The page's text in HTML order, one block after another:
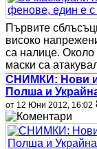
Първите
високо
са налице. Около
маски са
СНИМКИ: Нови
Полша и
от 12 Юни 2012, 16:02